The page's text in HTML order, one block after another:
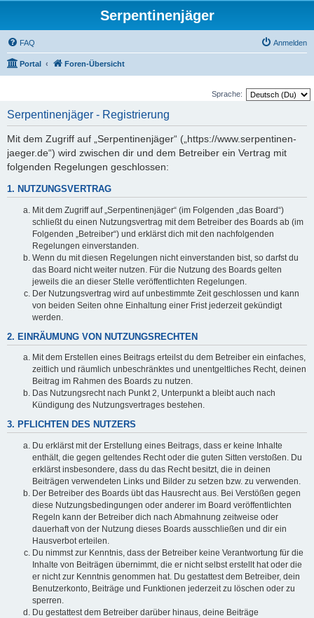
Serpentinenjäger
FAQ Anmelden
Portal Foren-Übersicht
Sprache:
Serpentinenjäger - Registrierung
Mit dem Zugriff auf „Serpentinenjäger“ („https://www.serpentinen-
jaeger.de“) wird zwischen dir und dem Betreiber ein Vertrag mit
folgenden Regelungen geschlossen:
1. NUTZUNGSVERTRAG
Mit dem Zugriff auf „Serpentinenjäger“ (im Folgenden „das Board“)
schließt du einen Nutzungsvertrag mit dem Betreiber des Boards ab (im
Folgenden „Betreiber“) und erklärst dich mit den nachfolgenden
Regelungen einverstanden.
Wenn du mit diesen Regelungen nicht einverstanden bist, so darfst du
das Board nicht weiter nutzen. Für die Nutzung des Boards gelten
jeweils die an dieser Stelle veröffentlichten Regelungen.
Der Nutzungsvertrag wird auf unbestimmte Zeit geschlossen und kann
von beiden Seiten ohne Einhaltung einer Frist jederzeit gekündigt
werden.
2. EINRÄUMUNG VON NUTZUNGSRECHTEN
Mit dem Erstellen eines Beitrags erteilst du dem Betreiber ein einfaches,
zeitlich und räumlich unbeschränktes und unentgeltliches Recht, deinen
Beitrag im Rahmen des Boards zu nutzen.
Das Nutzungsrecht nach Punkt 2, Unterpunkt a bleibt auch nach
Kündigung des Nutzungsvertrages bestehen.
3. PFLICHTEN DES NUTZERS
Du erklärst mit der Erstellung eines Beitrags, dass er keine Inhalte
enthält, die gegen geltendes Recht oder die guten Sitten verstoßen. Du
erklärst insbesondere, dass du das Recht besitzt, die in deinen
Beiträgen verwendeten Links und Bilder zu setzen bzw. zu verwenden.
Der Betreiber des Boards übt das Hausrecht aus. Bei Verstößen gegen
diese Nutzungsbedingungen oder anderer im Board veröffentlichten
Regeln kann der Betreiber dich nach Abmahnung zeitweise oder
dauerhaft von der Nutzung dieses Boards ausschließen und dir ein
Hausverbot erteilen.
Du nimmst zur Kenntnis, dass der Betreiber keine Verantwortung für die
Inhalte von Beiträgen übernimmt, die er nicht selbst erstellt hat oder die
er nicht zur Kenntnis genommen hat. Du gestattest dem Betreiber, dein
Benutzerkonto, Beiträge und Funktionen jederzeit zu löschen oder zu
sperren.
Du gestattest dem Betreiber darüber hinaus, deine Beiträge